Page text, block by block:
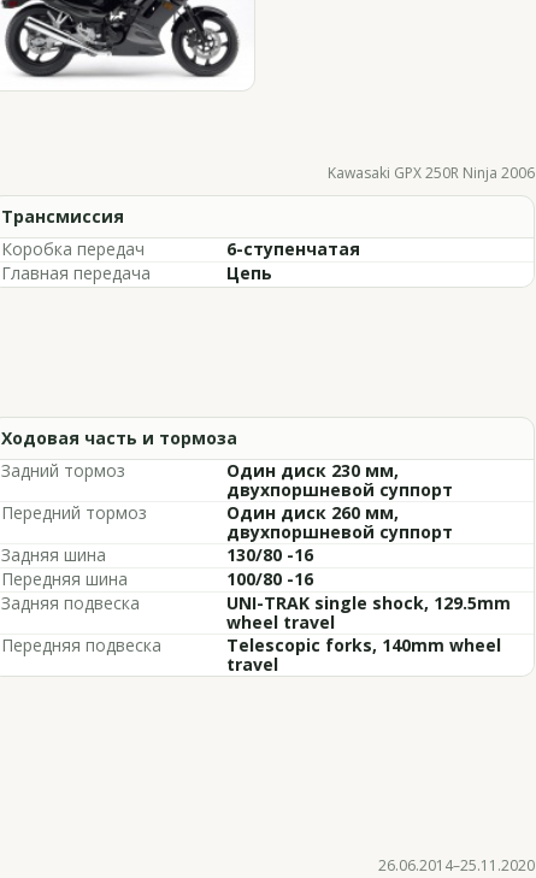
Kawasaki GPX 250R Ninja 2006
Трансмиссия
Коробка передач
6-ступенчатая
Главная передача
Цепь
Ходовая часть и тормоза
Задний тормоз
Один диск 230 мм,
двухпоршневой суппорт
Передний тормоз
Один диск 260 мм,
двухпоршневой суппорт
Задняя шина
130/80 -16
Передняя шина
100/80 -16
Задняя подвеска
UNI-TRAK single shock, 129.5mm
wheel travel
Передняя подвеска
Telescopic forks, 140mm wheel
travel
26.06.2014–25.11.2020